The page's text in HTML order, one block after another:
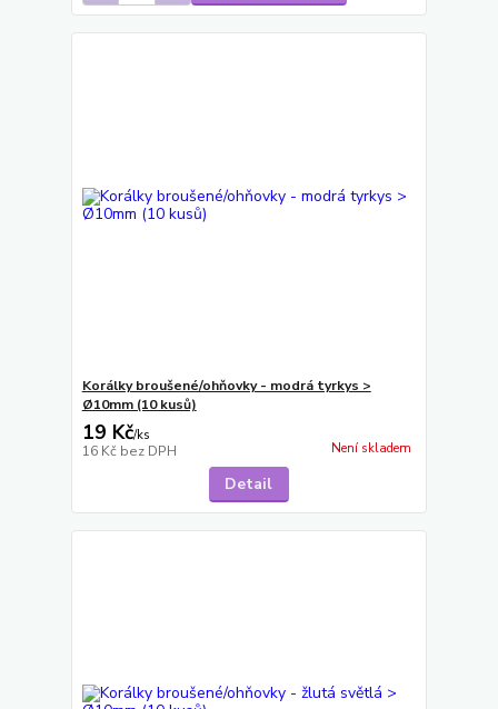
Korálky broušené/ohňovky - modrá tyrkys >
Ø10mm (10 kusů)
19 Kč/ks
16 Kč bez DPH Není skladem
Detail